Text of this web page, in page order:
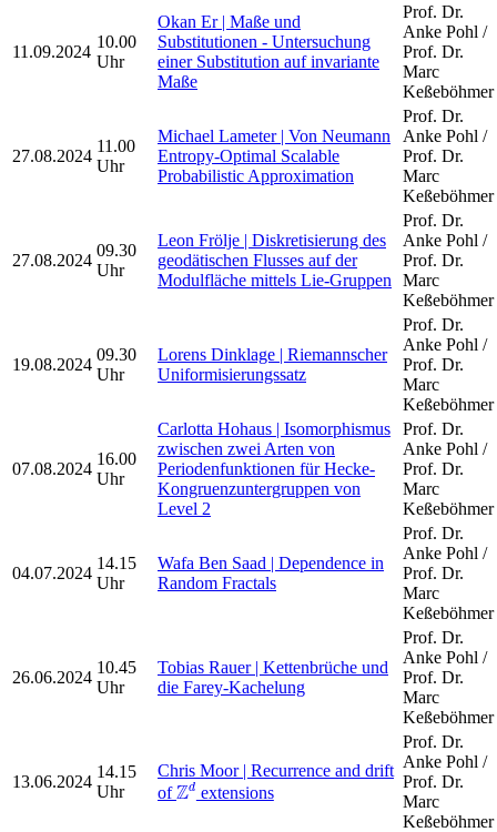
11.09.2024
10.00
Uhr
Okan Er | Maße und
Substitutionen - Untersuchung
einer Substitution auf invariante
Maße
Prof. Dr.
Anke Pohl /
Prof. Dr.
Marc
Keßeböhmer
27.08.2024
11.00
Uhr
Michael Lameter | Von Neumann
Entropy-Optimal Scalable
Probabilistic Approximation
Prof. Dr.
Anke Pohl /
Prof. Dr.
Marc
Keßeböhmer
27.08.2024
09.30
Uhr
Leon Frölje | Diskretisierung des
geodätischen Flusses auf der
Modulfläche mittels Lie-Gruppen
Prof. Dr.
Anke Pohl /
Prof. Dr.
Marc
Keßeböhmer
19.08.2024
09.30
Uhr
Lorens Dinklage | Riemannscher
Uniformisierungssatz
Prof. Dr.
Anke Pohl /
Prof. Dr.
Marc
Keßeböhmer
07.08.2024
16.00
Uhr
Carlotta Hohaus | Isomorphismus
zwischen zwei Arten von
Periodenfunktionen für Hecke-
Kongruenzuntergruppen von
Level 2
Prof. Dr.
Anke Pohl /
Prof. Dr.
Marc
Keßeböhmer
04.07.2024
14.15
Uhr
Wafa Ben Saad | Dependence in
Random Fractals
Prof. Dr.
Anke Pohl /
Prof. Dr.
Marc
Keßeböhmer
26.06.2024
10.45
Uhr
Tobias Rauer | Kettenbrüche und
die Farey-Kachelung
Prof. Dr.
Anke Pohl /
Prof. Dr.
Marc
Keßeböhmer
13.06.2024
14.15
Uhr
Chris Moor | Recurrence and drift
ofZd
Zd
extensions
Prof. Dr.
Anke Pohl /
Prof. Dr.
Marc
Keßeböhmer